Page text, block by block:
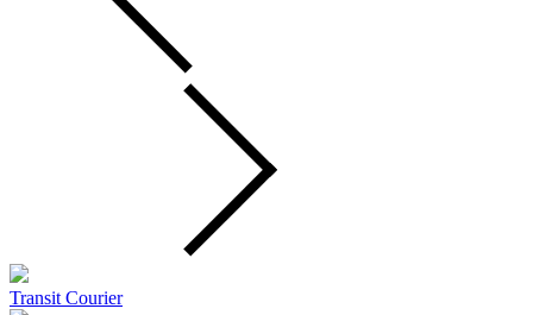
Transit Courier